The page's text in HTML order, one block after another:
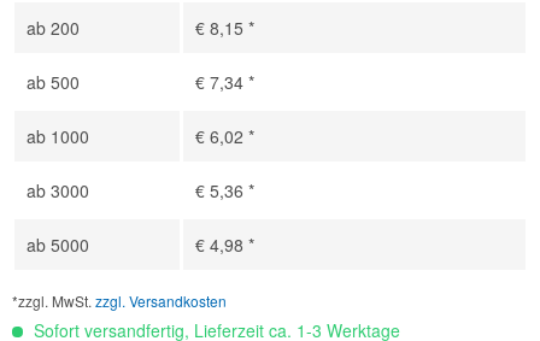
ab 200 € 8,15 *
ab 500 € 7,34 *
ab 1000 € 6,02 *
ab 3000 € 5,36 *
ab 5000 € 4,98 *
*zzgl. MwSt. zzgl. Versandkosten
Sofort versandfertig, Lieferzeit ca. 1-3 Werktage